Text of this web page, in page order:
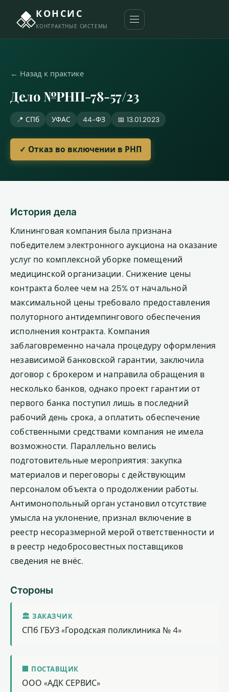
КОНСИС
КОНТРАКТНЫЕ СИСТЕМЫ
← Назад к практике
Дело №РНП-78-57/23
📍 СПб УФАС 44-ФЗ 📅 13.01.2023
✓ Отказ во включении в РНП
История дела
Клининговая компания была признана
победителем электронного аукциона на оказание
услуг по комплексной уборке помещений
медицинской организации. Снижение цены
контракта более чем на 25% от начальной
максимальной цены требовало предоставления
полуторного антидемпингового обеспечения
исполнения контракта. Компания
заблаговременно начала процедуру оформления
независимой банковской гарантии, заключила
договор с брокером и направила обращения в
несколько банков, однако проект гарантии от
первого банка поступил лишь в последний
рабочий день срока, а оплатить обеспечение
собственными средствами компания не имела
возможности. Параллельно велись
подготовительные мероприятия: закупка
материалов и переговоры с действующим
персоналом объекта о продолжении работы.
Антимонопольный орган установил отсутствие
умысла на уклонение, признал включение в
реестр несоразмерной мерой ответственности и
в реестр недобросовестных поставщиков
сведения не внёс.
Стороны
🏛 ЗАКАЗЧИК
СПб ГБУЗ «Городская поликлиника № 4»
🏢 ПОСТАВЩИК
ООО «АДК СЕРВИС»